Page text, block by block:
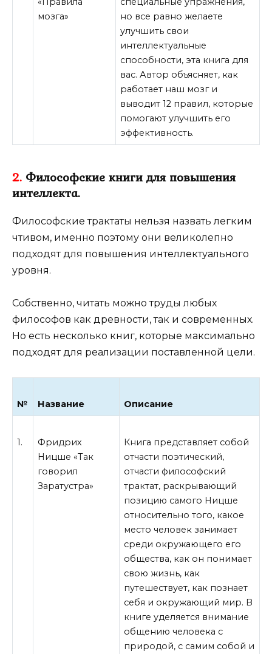
мозга»
но все равно желаете
улучшить свои
интеллектуальные
способности, эта книга для
вас. Автор объясняет, как
работает наш мозг и
выводит 12 правил, которые
помогают улучшить его
эффективность.
2. Философские книги для повышения
интеллекта.
Философские трактаты нельзя назвать легким
чтивом, именно поэтому они великолепно
подходят для повышения интеллектуального
уровня.
Собственно, читать можно труды любых
философов как древности, так и современных.
Но есть несколько книг, которые максимально
подходят для реализации поставленной цели.
№ Название Описание
1.
Фридрих
Ницше «Так
говорил
Заратустра»
Книга представляет собой
отчасти поэтический,
отчасти философский
трактат, раскрывающий
позицию самого Ницше
относительно того, какое
место человек занимает
среди окружающего его
общества, как он понимает
свою жизнь, как
путешествует, как познает
себя и окружающий мир. В
книге уделяется внимание
общению человека с
природой, с самим собой и